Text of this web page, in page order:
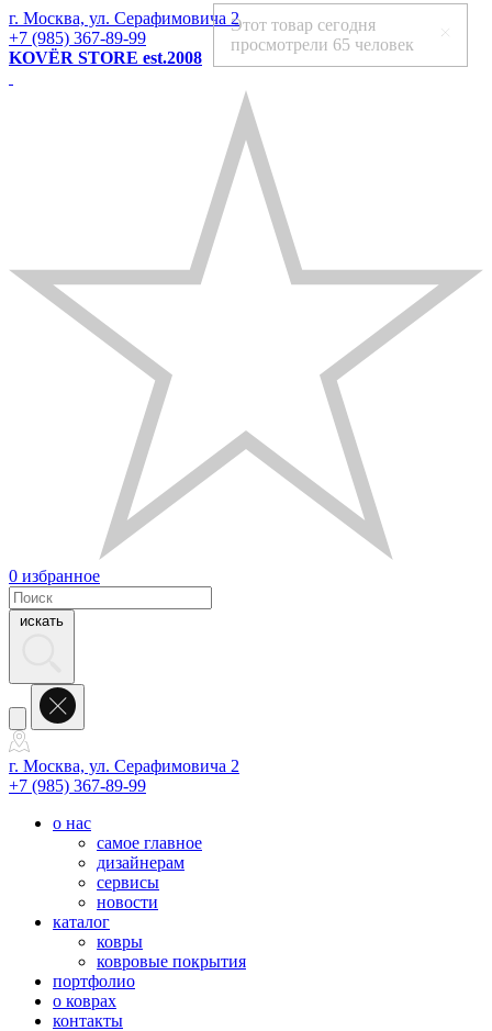
г. Москва, ул. Серафимовича 2
+7 (985) 367-89-99
KOVЁR STORE est.2008
0 избранное
г. Москва, ул. Серафимовича 2
+7 (985) 367-89-99
о нас
самое главное
дизайнерам
сервисы
новости
каталог
ковры
ковровые покрытия
портфолио
о коврах
контакты
Этот товар сегодня
просмотрели 65 человек